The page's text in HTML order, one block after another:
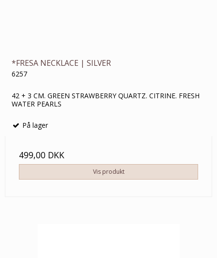
*FRESA NECKLACE | SILVER
6257
42 + 3 CM. GREEN STRAWBERRY QUARTZ. CITRINE. FRESH
WATER PEARLS
På lager
499,00 DKK
Vis produkt